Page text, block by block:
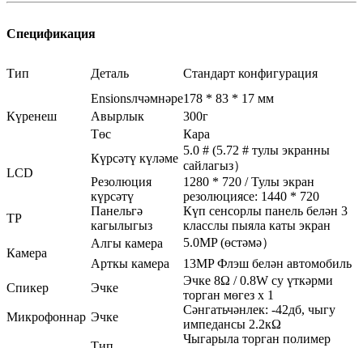
Спецификация
Тип Деталь Стандарт конфигурация
Күренеш
Ensionsлчәмнәре178 * 83 * 17 мм
Авырлык
300г
Төс
Кара
LCD
Күрсәтү күләме
5.0 # (5.72 # тулы экранны
сайлагыз）
Резолюция
күрсәтү
1280 * 720 / Тулы экран
резолюциясе: 1440 * 720
TP
Панельгә
кагылыгыз
Күп сенсорлы панель белән 3
класслы пыяла каты экран
Камера
Алгы камера
5.0MP (өстәмә）
Арткы камера
13MP Флэш белән автомобиль
Спикер
Эчке
Эчке 8Ω / 0.8W су үткәрми
торган мөгез x 1
Микрофоннар Эчке
Сәнгатьчәнлек: -42дб, чыгу
импедансы 2.2кΩ
Чыгарыла торган полимер